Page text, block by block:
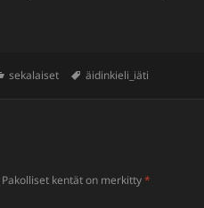
Kategoriat
sekalaiset Avainsanat
äidinkieli_iäti
Pakolliset kentät on merkitty*